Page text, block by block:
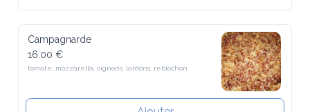
Campagnarde
16.00 €
Ajouter